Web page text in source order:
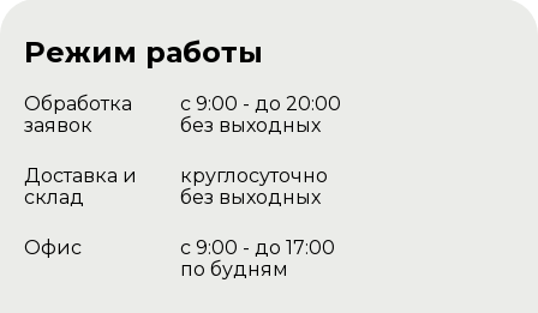
Обработка
заявок
с 9:00 - до 20:00
без выходных
Доставка и
склад
круглосуточно
без выходных
Офис
с 9:00 - до 17:00
по будням
Режим работы